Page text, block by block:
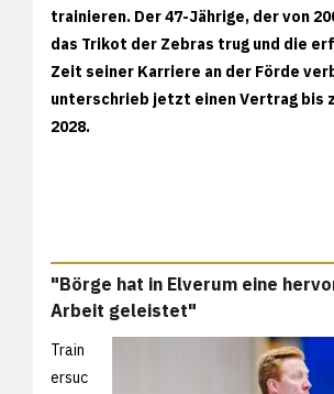
trainieren. Der 47-Jährige, der von
das Trikot der Zebras trug und die
Zeit seiner Karriere an der Förde
unterschrieb jetzt einen Vertrag bis
2028.
"Börge hat in Elverum eine
Arbeit geleistet"
Train
ersuc